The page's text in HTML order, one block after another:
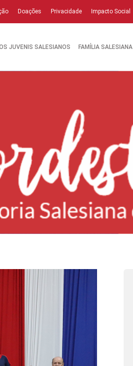
Doações Privacidade Impacto Social
JUVENIS SALESIANOS FAMÍLIA SALESIANA